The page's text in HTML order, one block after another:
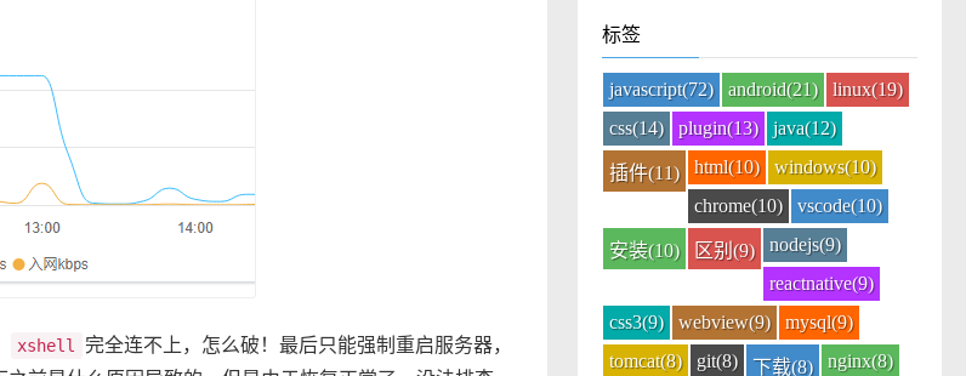
xshell
完全连不上，怎么破！最后只能强制重启服务器，
标签
javascript(72) android(21)
linux(19)
css(14)
plugin(13) java(12)
插件(11) html(10)
windows(10)
chrome(10)
vscode(10)
安装(10) 区别(9)
nodejs(9)
reactnative(9)
css3(9)
webview(9)
mysql(9)
tomcat(8)
git(8) 下载(8) nginx(8)